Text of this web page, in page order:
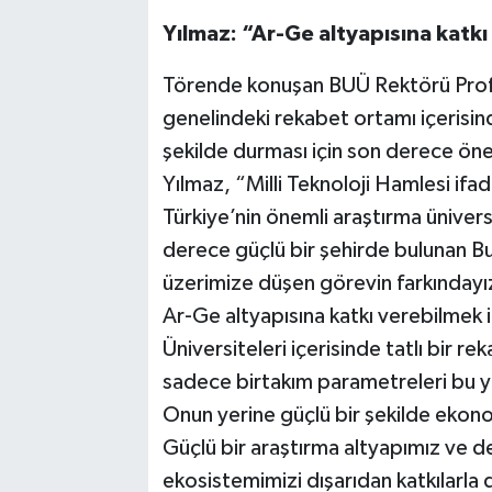
Yılmaz: “Ar-Ge altyapısına
Törende konuşan BUÜ Rektörü
genelindeki rekabet ortamı
şekilde durması için son derece
Yılmaz, “Milli Teknoloji Hamlesi
Türkiye’nin önemli araştırma
derece güçlü bir şehirde bulunan
üzerimize düşen görevin
Ar-Ge altyapısına katkı
Üniversiteleri içerisinde tatlı bir
sadece birtakım parametreleri bu
Onun yerine güçlü bir şekilde
Güçlü bir araştırma altyapımız ve
ekosistemimizi dışarıdan